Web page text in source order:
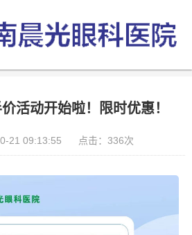
活动开始啦！限时优惠！
21 09:13:55 点击：336次